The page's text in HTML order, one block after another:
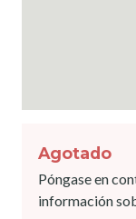
Agotado
Póngase en
información